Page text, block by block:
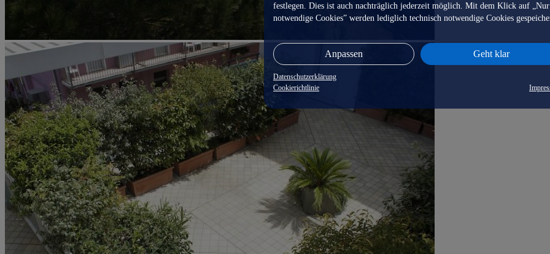
festlegen. Dies ist auch nachträglich jederzeit möglich. Mit dem Klick auf „Nur
notwendige Cookies” werden lediglich technisch notwendige Cookies
Anpassen Geht klar
Datenschutzerklärung
Cookierichtlinie